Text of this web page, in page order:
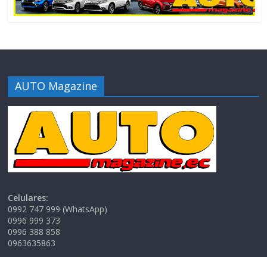
AUTO Magazine
Celulares:
0992 747 999 (WhatsApp)
0996 999 373
0996 388 858
0963635863